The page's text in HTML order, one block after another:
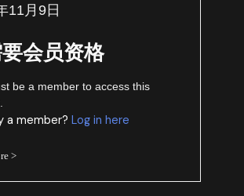
11月9日
会员资格
be a member to access this
a member?Log in here
>